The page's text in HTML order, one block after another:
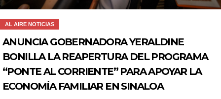
AL AIRE NOTICIAS
ANUNCIA GOBERNADORA YERALDINE
BONILLA LA REAPERTURA DEL PROGRAMA
“PONTE AL CORRIENTE” PARA APOYAR LA
ECONOMÍA FAMILIAR EN SINALOA